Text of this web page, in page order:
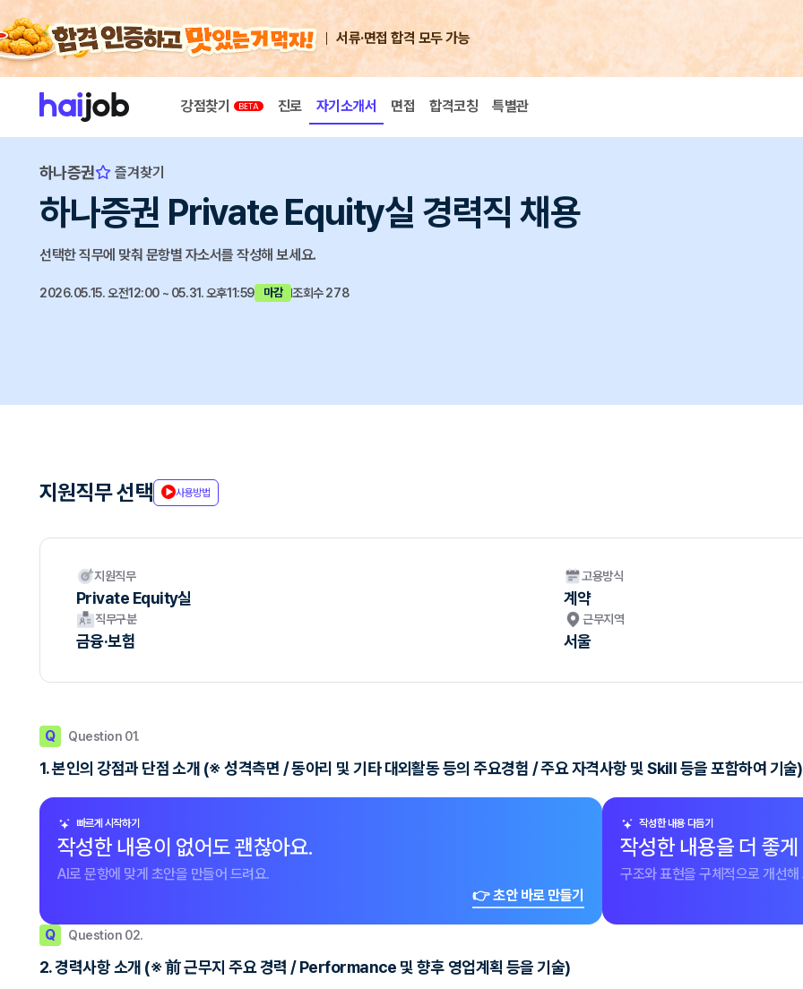
서류·면접 합격 모두 가능
강점찾기 진로 자기소개서 면접 합격코칭 특별관
하나증권 즐겨찾기
하나증권 Private Equity실 경력직 채용
선택한 직무에 맞춰 문항별 자소서를 작성해 보세요.
2026.05.15. 오전12:00 ~ 05.31. 오후11:59 마감 조회수 278
지원직무 선택 사용방법
지원직무
Private Equity실
고용방식
계약
직무구분
금융·보험
근무지역
서울
Q Question 01.
1. 본인의 강점과 단점 소개 (※ 성격측면 / 동아리 및 기타 대외활동 등의 주요경험 / 주요 자격사항 및 Skill 등을 포함하여 기술)
빠르게 시작하기
작성한 내용이 없어도 괜찮아요.
AI로 문항에 맞게 초안을 만들어 드려요.
👉 초안 바로 만들기
작성한 내용 다듬기
작성한 내용을 더 좋
구조와 표현을 구체적으로 개선해
Q Question 02.
2. 경력사항 소개 (※ 前 근무지 주요 경력 / Performance 및 향후 영업계획 등을 기술)